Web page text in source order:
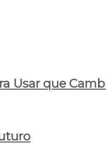
Usar que